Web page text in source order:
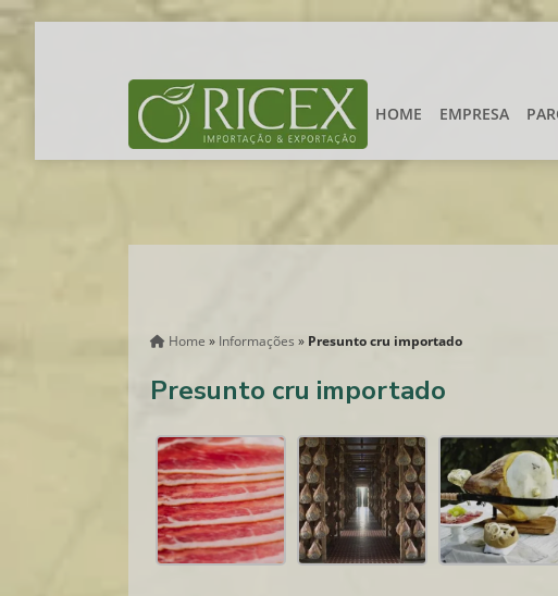
HOME EMPRESA
Home » Informações » Presunto cru importado
Presunto cru importado